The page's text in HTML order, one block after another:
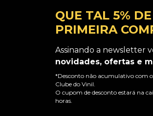
QUE TAL 5%
PRIMEIRA
Assinando a newsletter
novidades, ofertas e
*Desconto não acumulativo com
Clube do Vinil.
O cupom de desconto estará na
horas.